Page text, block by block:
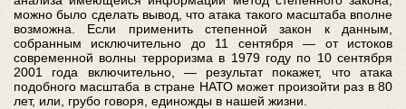
можно было сделать вывод, что атака такого масштаба вполне
возможна. Если применить степенной закон к данным,
собранным исключительно до 11 сентября — от истоков
современной волны терроризма в 1979 году по 10 сентября
2001 года включительно, — результат покажет, что атака
подобного масштаба в стране НАТО может произойти раз в 80
лет, или, грубо говоря, единожды в нашей жизни.